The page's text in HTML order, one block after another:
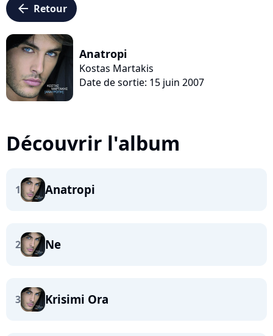
arrow_left Retour
Anatropi
Kostas Martakis
Date de sortie: 15 juin 2007
Découvrir l'album
1 Anatropi
2 Ne
3 Krisimi Ora